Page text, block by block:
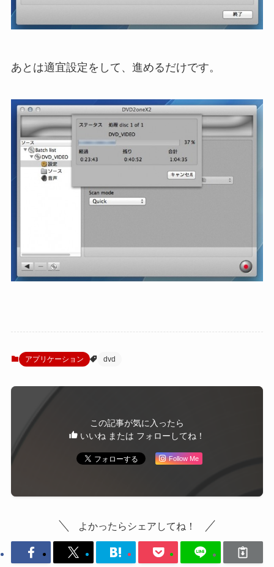
あとは適宜設定をして、進めるだけです。
アプリケーション dvd
この記事が気に入ったら
いいね または フォローしてね！
Follow Me
よかったらシェアしてね！